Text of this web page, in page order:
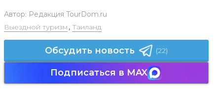
Автор: Редакция TourDom.ru
Выездной туризм , Таиланд
Обсудить новость (22)
Подписаться в MAX